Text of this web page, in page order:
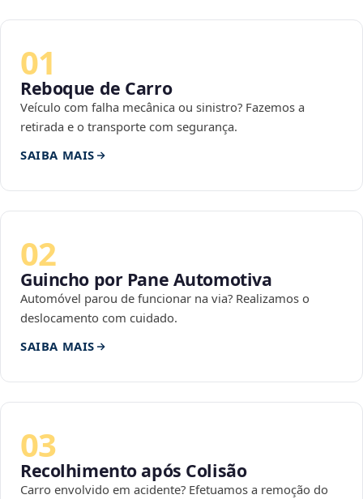
01
Reboque de Carro
Veículo com falha mecânica ou sinistro? Fazemos a
retirada e o transporte com segurança.
SAIBA MAIS
02
Guincho por Pane Automotiva
Automóvel parou de funcionar na via? Realizamos o
deslocamento com cuidado.
SAIBA MAIS
03
Recolhimento após Colisão
Carro envolvido em acidente? Efetuamos a remoção do